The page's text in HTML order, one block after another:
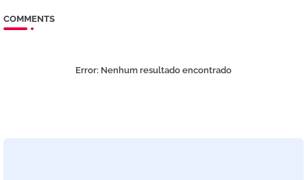
COMMENTS
Error: Nenhum resultado encontrado